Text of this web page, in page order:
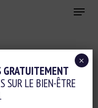
Menu
ORALE
GRATUITEMENT
SUR LE BIEN-ÊTRE
×